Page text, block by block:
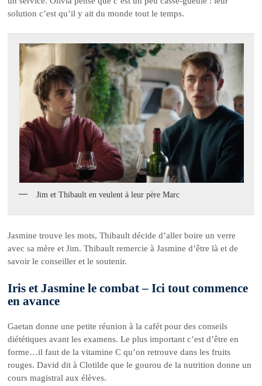
solution c’est qu’il y ait du monde tout le temps.
Jim et Thibault en veulent à leur père Marc
Jasmine trouve les mots, Thibault décide d’aller boire un verre
avec sa mère et Jim. Thibault remercie à Jasmine d’être là et de
savoir le conseiller et le soutenir.
Iris et Jasmine le combat – Ici tout commence
en avance
Gaetan donne une petite réunion à la cafét pour des conseils
diététiques avant les examens. Le plus important c’est d’être en
forme…il faut de la vitamine C qu’on retrouve dans les fruits
rouges. David dit à Clotilde que le gourou de la nutrition donne un
cours magistral aux élèves.